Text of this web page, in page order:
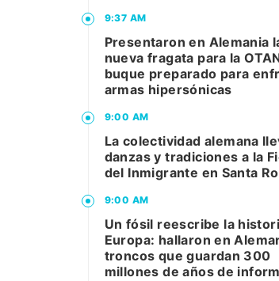
9:37 AM
Presentaron en Alemania
nueva fragata para la
buque preparado para
armas hipersónicas
9:00 AM
La colectividad alemana
danzas y tradiciones a la
del Inmigrante en Santa
9:00 AM
Un fósil reescribe la
Europa: hallaron en
troncos que guardan 300
millones de años de